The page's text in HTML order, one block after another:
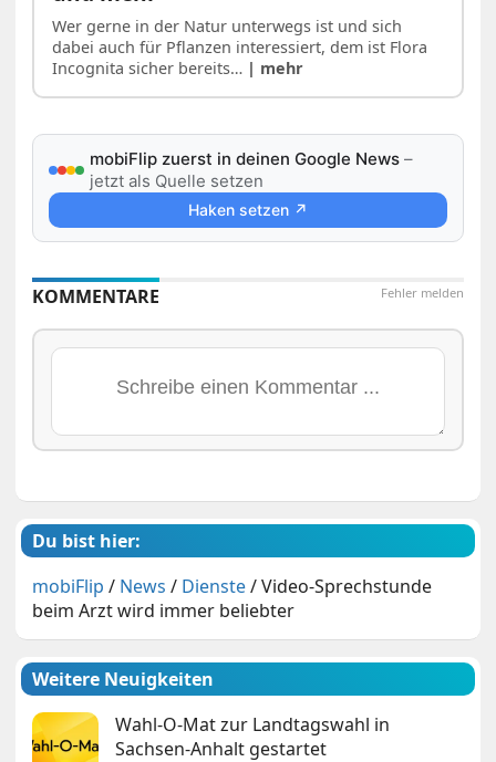
Wer gerne in der Natur unterwegs ist und sich
dabei auch für Pflanzen interessiert, dem ist Flora
Incognita sicher bereits… | mehr
mobiFlip zuerst in deinen Google News –
jetzt als Quelle setzen
Haken setzen ↗
Fehler melden
KOMMENTARE
Du bist hier:
mobiFlip / News / Dienste/Video-Sprechstunde
beim Arzt wird immer beliebter
Weitere Neuigkeiten
Wahl-O-Mat zur Landtagswahl in
Sachsen-Anhalt gestartet